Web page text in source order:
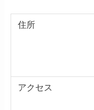
住所
アクセス